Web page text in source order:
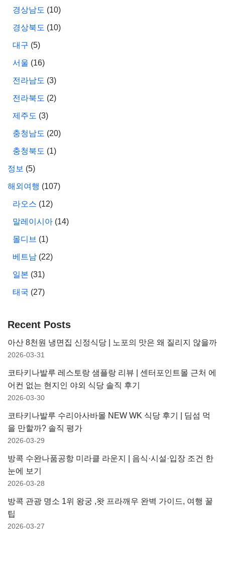
경상남도 (10)
경상북도 (10)
대구 (5)
서울 (16)
전라남도 (3)
전라북도 (2)
제주도 (3)
충청남도 (20)
충청북도 (1)
정보 (5)
해외여행 (107)
라오스 (12)
말레이시아 (14)
몰디브 (1)
베트남 (22)
일본 (31)
태국 (27)
Recent Posts
아산 8천원 냉면집 신정식당 | 노포의 맛은 왜 질리지 않을까
2026-03-31
코타키나발루 레스토랑 샘플랑 리뷰 | 센터포인트몰 근처 에
어컨 없는 현지인 야외 식당 솔직 후기
2026-03-30
코타키나발루 수리아사바몰 NEW WK 식당 후기 | 딤섬 먹
을 만할까? 솔직 평가
2026-03-29
방콕 수완나품공항 미라클 라운지 | 음식·시설·입장 조건 한
눈에 보기
2026-03-28
방콕 관광 명소 1위 왕궁 ,왓 프라깨우 완벽 가이드, 여행 꿀
팁
2026-03-27